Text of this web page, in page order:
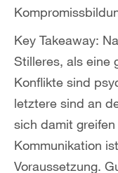
Key Takeaway:
Stilleres, als eine
Konflikte sind
letztere sind an
sich damit
Kommunikation
Voraussetzung.